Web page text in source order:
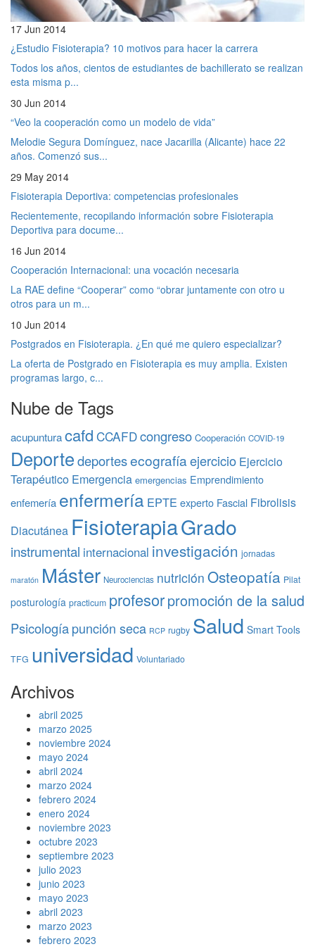
17 Jun 2014
¿Estudio Fisioterapia? 10 motivos para hacer la carrera
Todos los años, cientos de estudiantes de bachillerato se realizan
esta misma p...
30 Jun 2014
“Veo la cooperación como un modelo de vida”
Melodie Segura Domínguez, nace Jacarilla (Alicante) hace 22
años. Comenzó sus...
29 May 2014
Fisioterapia Deportiva: competencias profesionales
Recientemente, recopilando información sobre Fisioterapia
Deportiva para docume...
16 Jun 2014
Cooperación Internacional: una vocación necesaria
La RAE define “Cooperar” como “obrar juntamente con otro u
otros para un m...
10 Jun 2014
Postgrados en Fisioterapia. ¿En qué me quiero especializar?
La oferta de Postgrado en Fisioterapia es muy amplia. Existen
programas largo, c...
Nube de Tags
acupunturacafd CCAFDcongreso Cooperación COVID-19
Deportedeportesecografíaejercicio Ejercicio
Terapéutico Emergencia emergencias Emprendimiento
enfemería enfermería EPTE experto Fascial Fibrolisis
Diacutánea FisioterapiaGrado
instrumental internacional investigación jornadas
maratón Máster Neurociencias nutrición Osteopatía Pilat
posturología practicum profesorpromoción de la salud
Psicologíapunción seca RCP rugby Salud Smart Tools
TFG universidad Voluntariado
Archivos
abril 2025
marzo 2025
noviembre 2024
mayo 2024
abril 2024
marzo 2024
febrero 2024
enero 2024
noviembre 2023
octubre 2023
septiembre 2023
julio 2023
junio 2023
mayo 2023
abril 2023
marzo 2023
febrero 2023